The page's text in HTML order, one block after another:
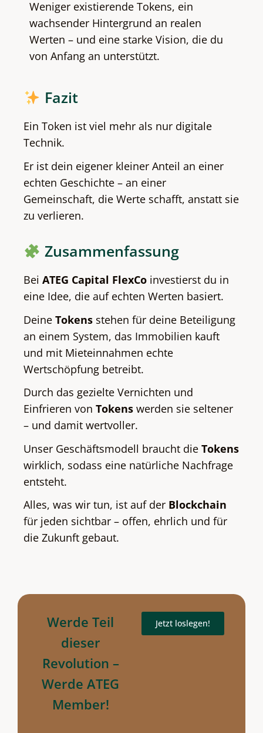
Weniger existierende Tokens, ein
wachsender Hintergrund an realen
Werten – und eine starke Vision, die du
von Anfang an unterstützt.
Fazit
Ein Token ist viel mehr als nur digitale
Technik.
Er ist dein eigener kleiner Anteil an einer
echten Geschichte – an einer
Gemeinschaft, die Werte schafft, anstatt sie
zu verlieren.
Zusammenfassung
Bei ATEG Capital FlexCo investierst du in
eine Idee, die auf echten Werten basiert.
Deine Tokens stehen für deine Beteiligung
an einem System, das Immobilien kauft
und mit Mieteinnahmen echte
Wertschöpfung betreibt.
Durch das gezielte Vernichten und
Einfrieren von Tokens werden sie seltener
– und damit wertvoller.
Unser Geschäftsmodell braucht die Tokens
wirklich, sodass eine natürliche Nachfrage
entsteht.
Alles, was wir tun, ist auf der Blockchain
für jeden sichtbar – offen, ehrlich und für
die Zukunft gebaut.
Werde Teil
dieser
Revolution –
Werde ATEG
Member!
Jetzt loslegen!